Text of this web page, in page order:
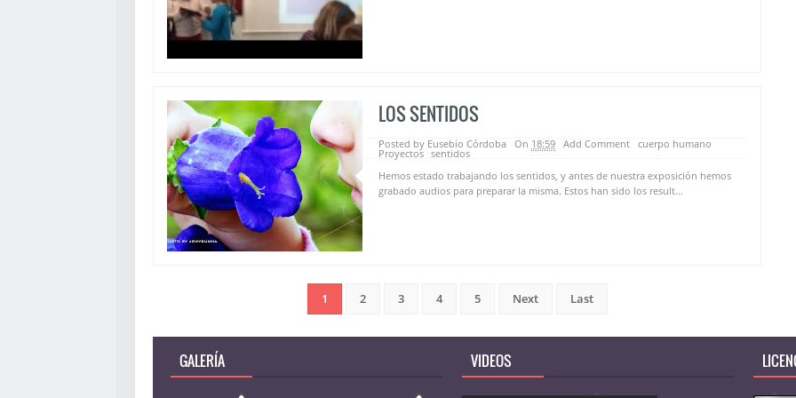
LOS SENTIDOS
Posted by Eusebio Córdoba On 18:59 Add Comment cuerpo humano
Proyectos sentidos
Hemos estado trabajando los sentidos, y antes de nuestra exposición hemos
grabado audios para preparar la misma. Estos han sido los result...
1 2 3 4 5 Next Last
GALERÍA VIDEOS